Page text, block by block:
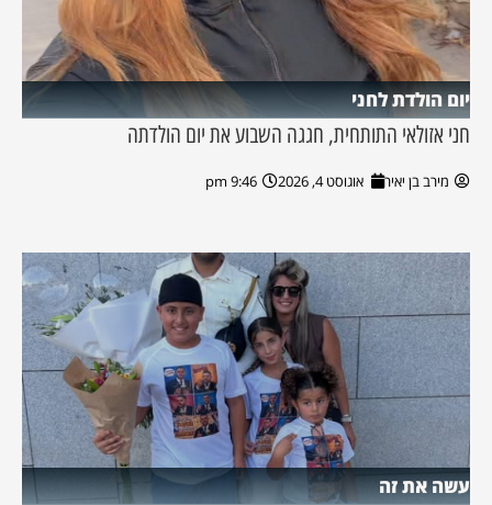
יום הולדת לחני
חני אזולאי התותחית, חגגה השבוע את יום הולדתה
מירב בן יאיר אוגוסט 4, 2026 9:46 pm
עשה את זה